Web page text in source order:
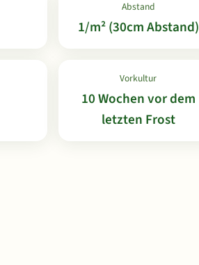
Abstand
1/m² (30cm Abstand)
Vorkultur
10 Wochen vor dem
letzten Frost